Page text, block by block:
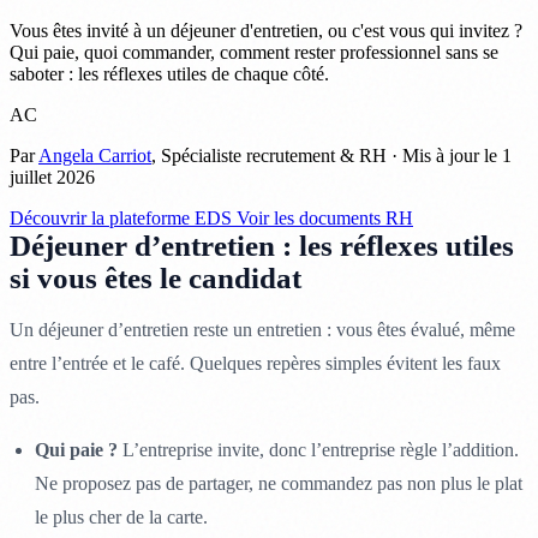
Vous êtes invité à un déjeuner d'entretien, ou c'est vous qui invitez ?
Qui paie, quoi commander, comment rester professionnel sans se
saboter : les réflexes utiles de chaque côté.
AC
ParAngela Carriot, Spécialiste recrutement & RH · Mis à jour le 1
juillet 2026
Découvrir la plateforme EDS Voir les documents RH
Déjeuner d’entretien : les réflexes utiles
si vous êtes le candidat
Un déjeuner d’entretien reste un entretien : vous êtes évalué, même
entre l’entrée et le café. Quelques repères simples évitent les faux
pas.
Qui paie ? L’entreprise invite, donc l’entreprise règle l’addition.
Ne proposez pas de partager, ne commandez pas non plus le plat
le plus cher de la carte.